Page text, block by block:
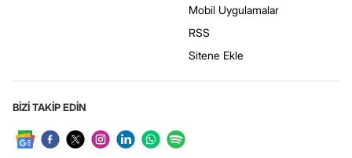
Mobil Uygulamalar
RSS
Sitene Ekle
BİZİ TAKİP EDİN